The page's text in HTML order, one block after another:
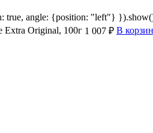
true, angle: {position: "left"}
Extra Original, 100г 1 007 ₽ В